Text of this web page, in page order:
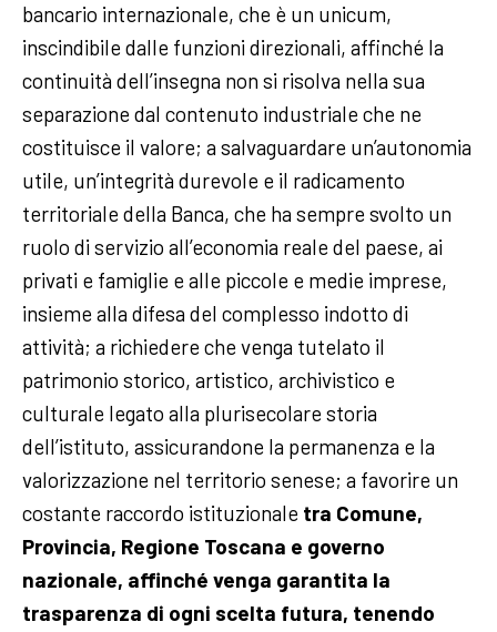
bancario internazionale, che è un unicum,
inscindibile dalle funzioni direzionali, affinché la
continuità dell’insegna non si risolva nella sua
separazione dal contenuto industriale che ne
costituisce il valore; a salvaguardare un’autonomia
utile, un’integrità durevole e il radicamento
territoriale della Banca, che ha sempre svolto un
ruolo di servizio all’economia reale del paese, ai
privati e famiglie e alle piccole e medie imprese,
insieme alla difesa del complesso indotto di
attività; a richiedere che venga tutelato il
patrimonio storico, artistico, archivistico e
culturale legato alla plurisecolare storia
dell’istituto, assicurandone la permanenza e la
valorizzazione nel territorio senese; a favorire un
costante raccordo istituzionale tra Comune,
Provincia, Regione Toscana e governo
nazionale, affinché venga garantita la
trasparenza di ogni scelta futura, tenendo